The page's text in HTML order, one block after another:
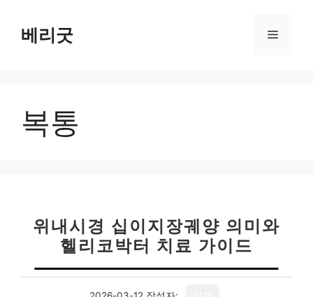
베리굿 메
복통
위내시경 십이지장궤양 의미와
헬리코박터 치료 가이드